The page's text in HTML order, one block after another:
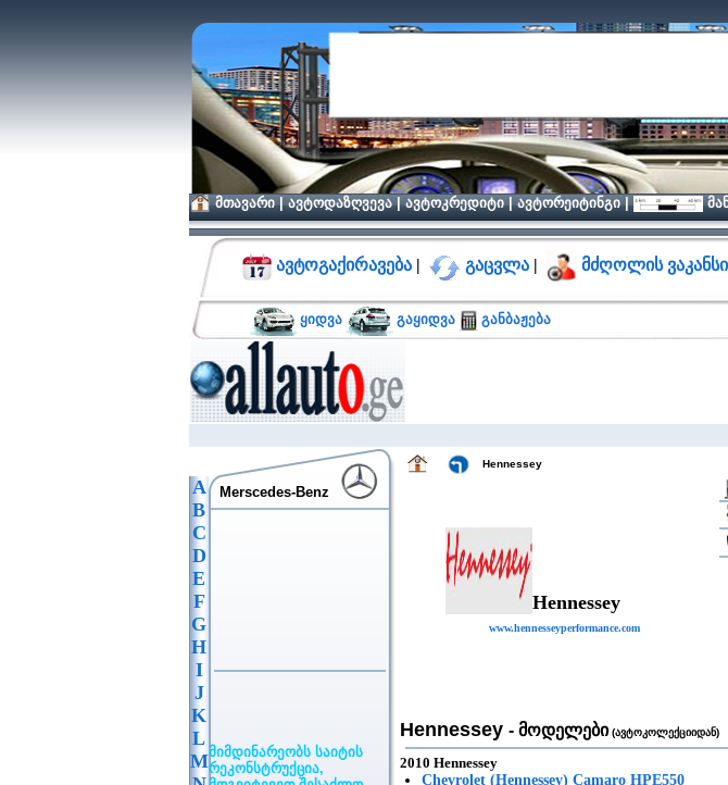
მთავარი|ავტოდაზღვევა|ავტოკრედიტი|ავტორეიტინგი|
ავტოგაქირავება | გაცვლა | მძღოლის
ყიდვა გაყიდვა განბაჟება
A
B
C
D
E
F
G
H
I
J
K
L
M
Merscedes-Benz
მიმდინარეობს საიტის
რეკონსტრუქცია,
მოგვიტევეთ შესაძლო
Hennessey
Hennessey
www.hennesseyperformance.com
Hennessey - მოდელები(ავტოკოლექციიდან)
2010 Hennessey
Chevrolet (Hennessey) Camaro HPE550